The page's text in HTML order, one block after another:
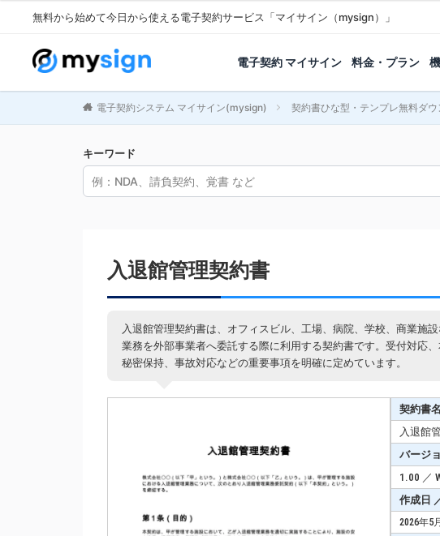
無料から始めて今日から使える電子契約サービス「マイサイン（mysign）」
電子契約 マイサイン 料金・プラン
電子契約システム マイサイン(mysign) 契約書ひな型・テンプレ無料ダウ
キーワード
入退館管理契約書
入退館管理契約書は、オフィスビル、工場、病院、学校、商業施
業務を外部事業者へ委託する際に利用する契約書です。受付対応
秘密保持、事故対応などの重要事項を明確に定めています。
契約書名
入退館
バージ
1.00 ／
作成日
2026年5